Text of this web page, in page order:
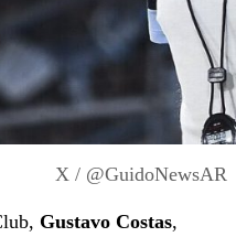
X / @GuidoNewsAR
Gustavo Costas,